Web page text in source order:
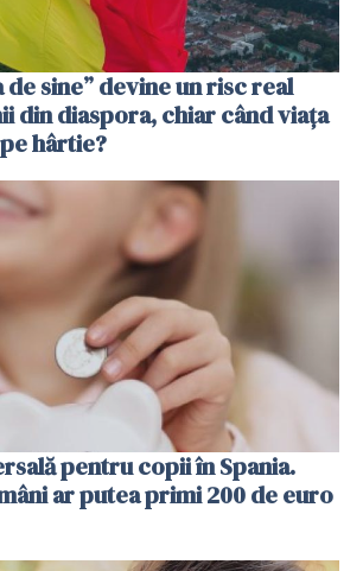
de sine” devine un risc real
din diaspora, chiar când viața
hârtie?
pentru copii în Spania.
ar putea primi 200 de euro